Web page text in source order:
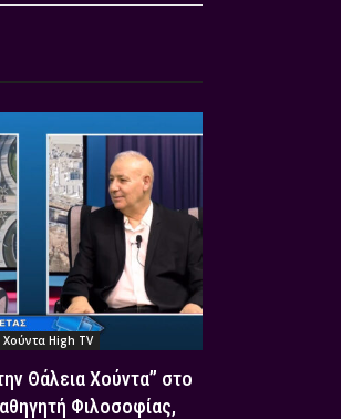
Χούντα High TV
Θάλεια Χούντα” στο
Φιλοσοφίας,